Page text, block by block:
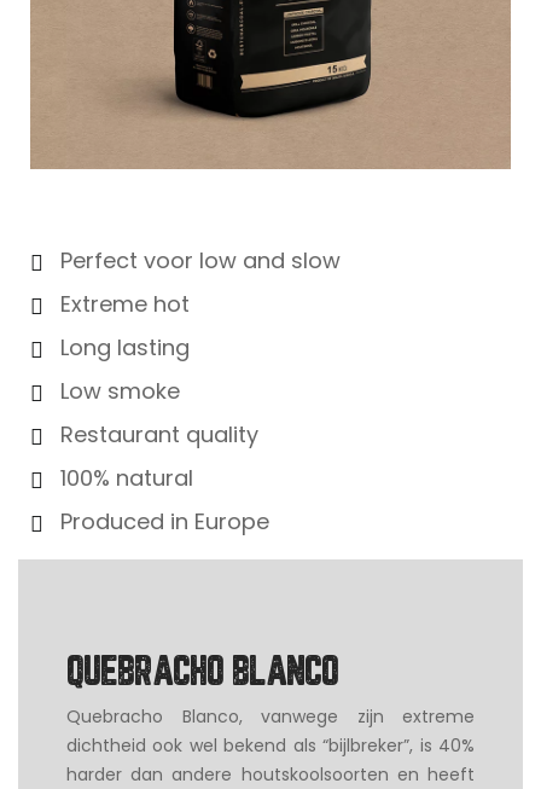
Perfect voor low and slow
Extreme hot
Long lasting
Low smoke
Restaurant quality
100% natural
Produced in Europe
QUEBRACHO BLANCO
Quebracho Blanco, vanwege zijn extreme
dichtheid ook wel bekend als “bijlbreker”, is 40%
harder dan andere houtskoolsoorten en heeft